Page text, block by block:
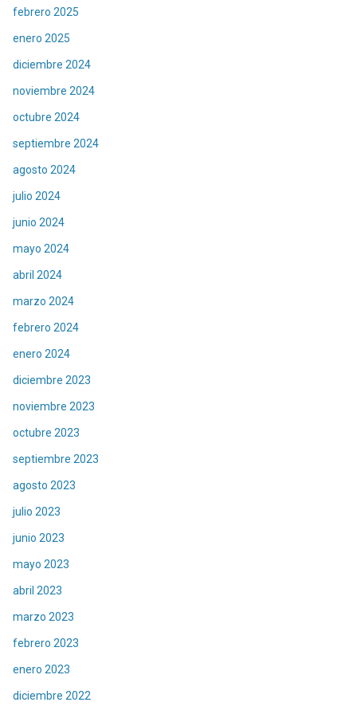
febrero 2025
enero 2025
diciembre 2024
noviembre 2024
octubre 2024
septiembre 2024
agosto 2024
julio 2024
junio 2024
mayo 2024
abril 2024
marzo 2024
febrero 2024
enero 2024
diciembre 2023
noviembre 2023
octubre 2023
septiembre 2023
agosto 2023
julio 2023
junio 2023
mayo 2023
abril 2023
marzo 2023
febrero 2023
enero 2023
diciembre 2022